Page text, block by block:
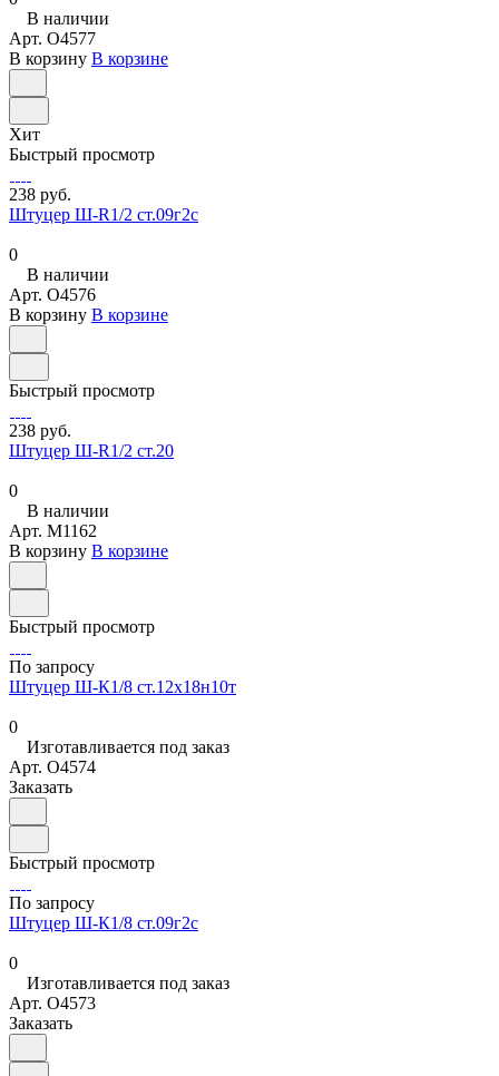
В наличии
Арт. O4577
В корзину В корзине
Хит
Быстрый просмотр
238 руб.
Штуцер Ш-R1/2 ст.09г2с
0
В наличии
Арт. O4576
В корзину В корзине
Быстрый просмотр
238 руб.
Штуцер Ш-R1/2 ст.20
0
В наличии
Арт. M1162
В корзину В корзине
Быстрый просмотр
По запросу
Штуцер Ш-К1/8 ст.12х18н10т
0
Изготавливается под заказ
Арт. O4574
Заказать
Быстрый просмотр
По запросу
Штуцер Ш-К1/8 ст.09г2с
0
Изготавливается под заказ
Арт. O4573
Заказать